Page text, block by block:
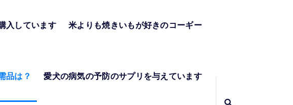
入しています 米よりも焼きいもが好きのコーギー
品は？ 愛犬の病気の予防のサプリを与えています